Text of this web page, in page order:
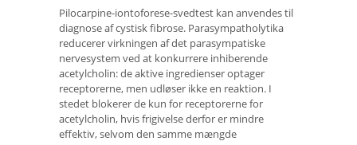
Pilocarpine-iontoforese-svedtest kan anvendes til
diagnose af cystisk fibrose. Parasympatholytika
reducerer virkningen af ​​det parasympatiske
nervesystem ved at konkurrere inhiberende
acetylcholin: de aktive ingredienser optager
receptorerne, men udløser ikke en reaktion. I
stedet blokerer de kun for receptorerne for
acetylcholin, hvis frigivelse derfor er mindre
effektiv, selvom den samme mængde